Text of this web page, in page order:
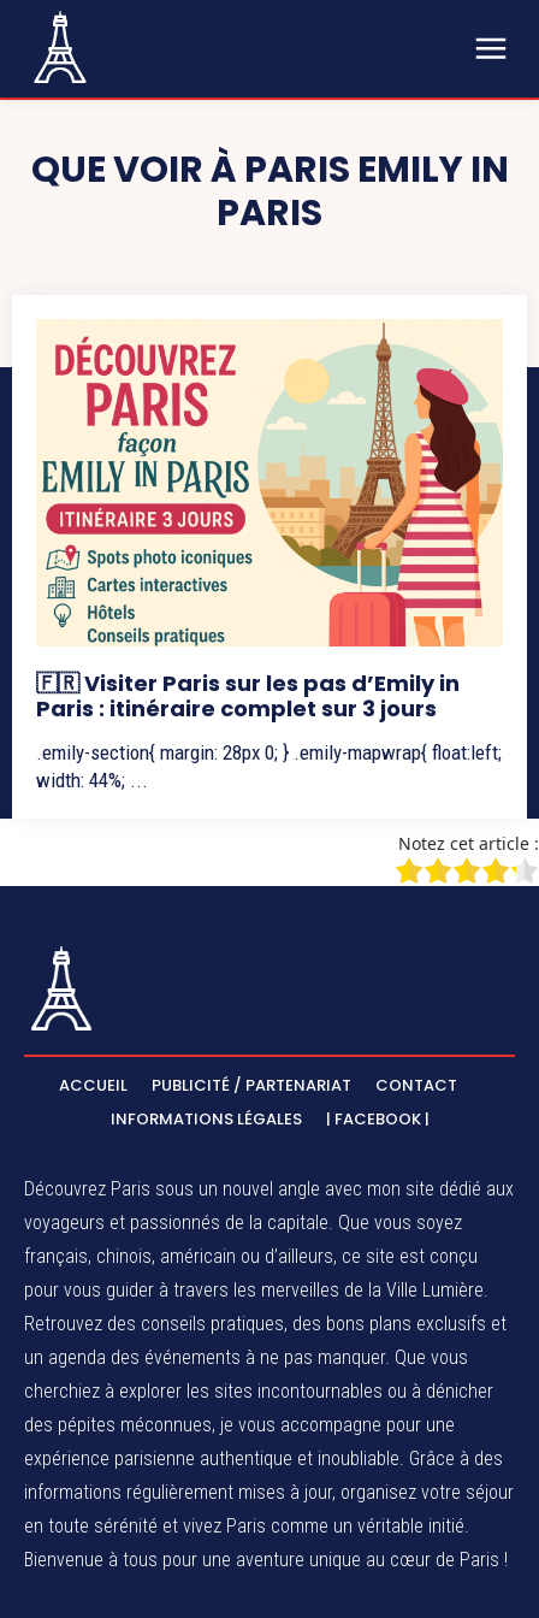
QUE VOIR À PARIS EMILY IN
PARIS
🇫🇷 Visiter Paris sur les pas d’Emily in
Paris : itinéraire complet sur 3 jours
.emily-section{ margin: 28px 0; } .emily-mapwrap{ float:left;
width: 44%; ...
Notez cet article :
ACCUEIL PUBLICITÉ / PARTENARIAT
CONTACT
INFORMATIONS LÉGALES
| FACEBOOK |
Découvrez Paris sous un nouvel angle avec mon site dédié aux
voyageurs et passionnés de la capitale. Que vous soyez
français, chinois, américain ou d’ailleurs, ce site est conçu
pour vous guider à travers les merveilles de la Ville Lumière.
Retrouvez des conseils pratiques, des bons plans exclusifs et
un agenda des événements à ne pas manquer. Que vous
cherchiez à explorer les sites incontournables ou à dénicher
des pépites méconnues, je vous accompagne pour une
expérience parisienne authentique et inoubliable. Grâce à des
informations régulièrement mises à jour, organisez votre séjour
en toute sérénité et vivez Paris comme un véritable initié.
Bienvenue à tous pour une aventure unique au cœur de Paris !